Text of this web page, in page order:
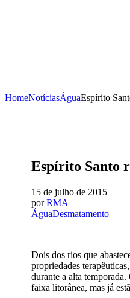
HomeNotíciasÁguaEspírito
Espírito Santo
15 de julho de 2015
por RMA
ÁguaDesmatamento
Dois dos rios que
propriedades
durante a alta
faixa litorânea, mas já